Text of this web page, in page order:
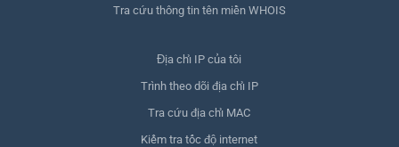
Tra cứu thông tin tên miền WHOIS
Địa chỉ IP của tôi
Trình theo dõi địa chỉ IP
Tra cứu địa chỉ MAC
Kiểm tra tốc độ internet